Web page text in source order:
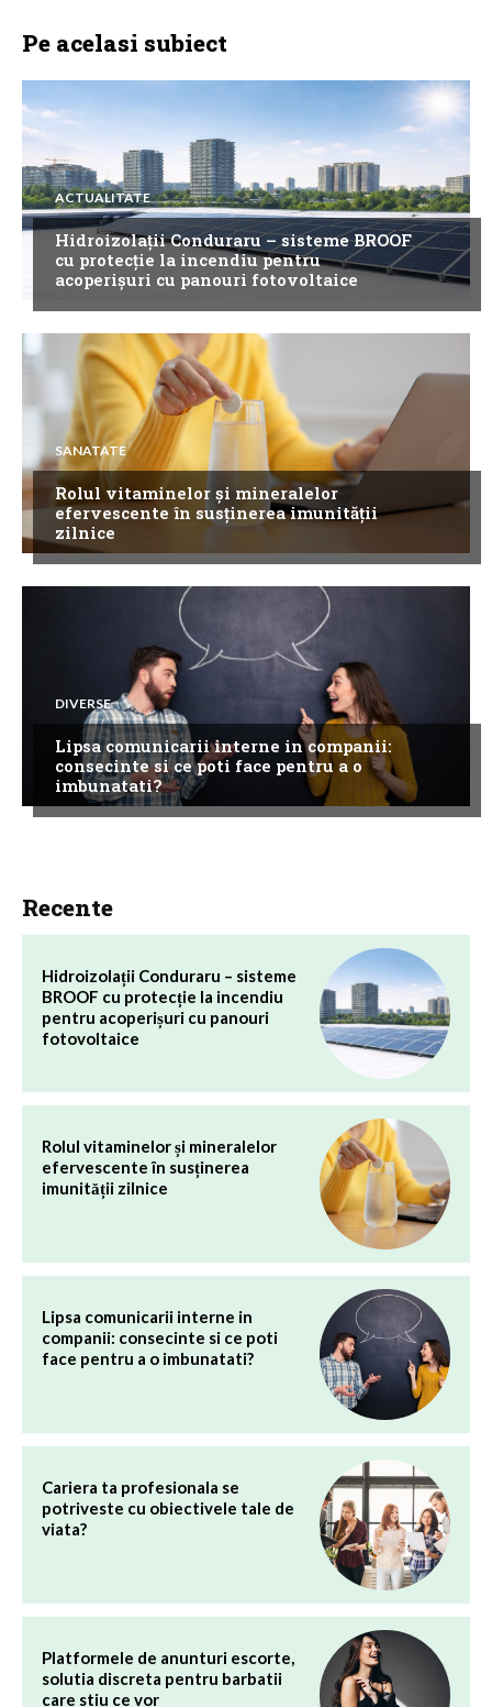
Pe acelasi subiect
ACTUALITATE
Hidroizolații Conduraru – sisteme BROOF
cu protecție la incendiu pentru
acoperișuri cu panouri fotovoltaice
SANATATE
Rolul vitaminelor și mineralelor
efervescente în susținerea imunității
zilnice
DIVERSE
Lipsa comunicarii interne in companii:
consecinte si ce poti face pentru a o
imbunatati?
Recente
Hidroizolații Conduraru – sisteme
BROOF cu protecție la incendiu
pentru acoperișuri cu panouri
fotovoltaice
Rolul vitaminelor și mineralelor
efervescente în susținerea
imunității zilnice
Lipsa comunicarii interne in
companii: consecinte si ce poti
face pentru a o imbunatati?
Cariera ta profesionala se
potriveste cu obiectivele tale de
viata?
Platformele de anunturi escorte,
solutia discreta pentru barbatii
care stiu ce vor